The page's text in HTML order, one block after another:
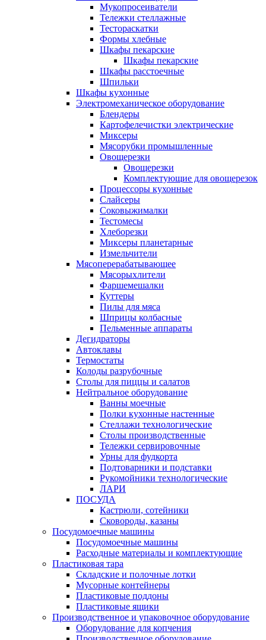
Мукопросеиватели
Тележки стеллажные
Тестораскатки
Формы хлебные
Шкафы пекарские
Шкафы пекарские
Шкафы расстоечные
Шпильки
Шкафы кухонные
Электромеханическое оборудование
Блендеры
Картофелечистки электрические
Миксеры
Мясорубки промышленные
Овощерезки
Овощерезки
Комплектующие для овощерезок
Процессоры кухонные
Слайсеры
Соковыжималки
Тестомесы
Хлеборезки
Миксеры планетарные
Измельчители
Мясоперерабатывающее
Мясорыхлители
Фаршемешалки
Куттеры
Пилы для мяса
Шприцы колбасные
Пельменные аппараты
Дегидраторы
Автоклавы
Термостаты
Колоды разрубочные
Столы для пиццы и салатов
Нейтральное оборудование
Ванны моечные
Полки кухонные настенные
Стеллажи технологические
Столы производственные
Тележки сервировочные
Урны для фудкорта
Подтоварники и подставки
Рукомойники технологические
ЛАРИ
ПОСУДА
Кастрюли, сотейники
Сковороды, казаны
Посудомоечные машины
Посудомоечные машины
Расходные материалы и комплектующие
Пластиковая тара
Складские и полочные лотки
Мусорные контейнеры
Пластиковые поддоны
Пластиковые ящики
Производственное и упаковочное оборудование
Оборудование для копчения